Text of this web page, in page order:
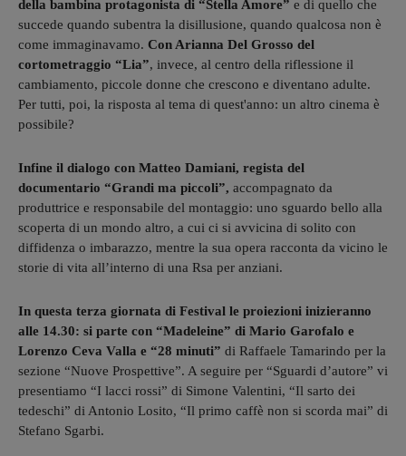
della bambina protagonista di “Stella Amore” e di quello che
succede quando subentra la disillusione, quando qualcosa non è
come immaginavamo. Con Arianna Del Grosso del
cortometraggio “Lia”, invece, al centro della riflessione il
cambiamento, piccole donne che crescono e diventano adulte.
Per tutti, poi, la risposta al tema di quest'anno: un altro cinema è
possibile?
Infine il dialogo con Matteo Damiani, regista del
documentario “Grandi ma piccoli”, accompagnato da
produttrice e responsabile del montaggio: uno sguardo bello alla
scoperta di un mondo altro, a cui ci si avvicina di solito con
diffidenza o imbarazzo, mentre la sua opera racconta da vicino le
storie di vita all’interno di una Rsa per anziani.
In questa terza giornata di Festival le proiezioni inizieranno
alle 14.30: si parte con “Madeleine” di Mario Garofalo e
Lorenzo Ceva Valla e “28 minuti” di Raffaele Tamarindo per la
sezione “Nuove Prospettive”. A seguire per “Sguardi d’autore” vi
presentiamo “I lacci rossi” di Simone Valentini, “Il sarto dei
tedeschi” di Antonio Losito, “Il primo caffè non si scorda mai” di
Stefano Sgarbi.